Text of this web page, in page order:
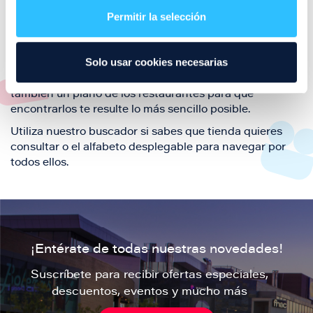
Permitir la selección
Solo usar cookies necesarias
también de nuestra oferta de ocio y shopping durante
podrás encontrar toda la información necesaria de
cada una de nuestras marcas. Sus datos de contacto y
también un plano de los restaurantes para que
encontrarlos te resulte lo más sencillo posible.
Utiliza nuestro buscador si sabes que tienda quieres
consultar o el alfabeto desplegable para navegar por
todos ellos.
¡Entérate de todas nuestras novedades!
Suscríbete para recibir ofertas especiales,
descuentos, eventos y mucho más